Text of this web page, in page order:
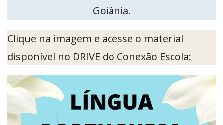
Goiânia.
Clique na imagem e acesse o material
disponível no DRIVE do Conexão Escola: